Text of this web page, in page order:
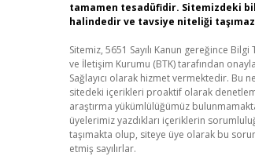
tamamen tesadüfidir. Sitemizdeki
halindedir ve tavsiye niteliği
Sitemiz, 5651 Sayılı Kanun gereğince
ve İletişim Kurumu (BTK) tarafından
Sağlayıcı olarak hizmet vermektedir. Bu
sitedeki içerikleri proaktif olarak
araştırma yükümlülüğümüz
üyelerimiz yazdıkları içeriklerin
taşımakta olup, siteye üye olarak bu
etmiş sayılırlar.